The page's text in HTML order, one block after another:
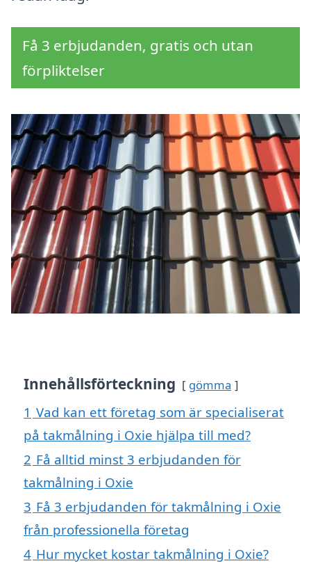
Få 3 erbjudanden, gratis och utan
förpliktelser
Innehållsförteckning gömma
1 Vad kan ett företag som är specialiserat
på takmålning i Oxie hjälpa till med?
2 Få alltid minst 3 erbjudanden för
takmålning i Oxie
3 Få 3 erbjudanden för takmålning i Oxie
från professionella företag
4 Hur mycket kostar takmålning i Oxie?